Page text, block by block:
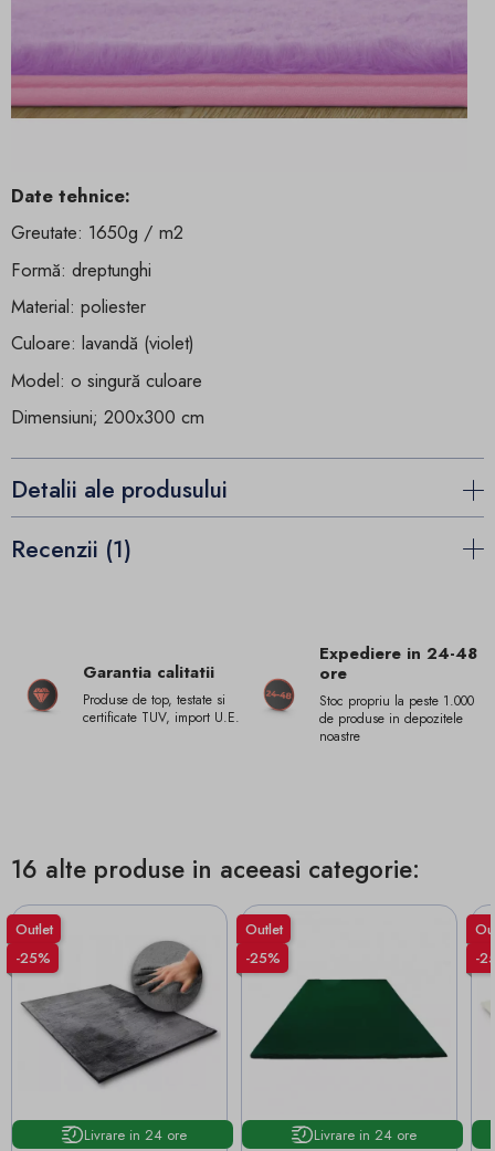
Date tehnice:
Greutate: 1650g / m2
Formă: dreptunghi
Material: poliester
Culoare: lavandă (violet)
Model: o singură culoare
Dimensiuni; 200x300 cm
Detalii ale produsului
Recenzii (1)
Garantia calitatii
Produse de top, testate si
certificate TUV, import U.E.
Expediere in 24-48
ore
Stoc propriu la peste 1.000
de produse in depozitele
noastre
16 alte produse in aceeasi categorie:
Outlet
-25%
Livrare in 24 ore
Outlet
-25%
Livrare in 24 ore
-